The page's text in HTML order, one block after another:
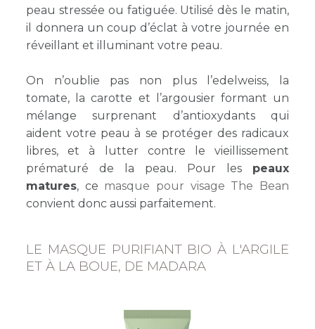
peau stressée ou fatiguée. Utilisé dès le matin,
il donnera un coup d’éclat à votre journée en
réveillant et illuminant votre peau.
On n’oublie pas non plus l’edelweiss, la
tomate, la carotte et l’argousier formant un
mélange surprenant d’antioxydants qui
aident votre peau à se protéger des radicaux
libres, et à lutter contre le vieillissement
prématuré de la peau. Pour les peaux
matures, ce masque pour visage The Bean
convient donc aussi parfaitement.
LE MASQUE PURIFIANT BIO À L'ARGILE
ET À LA BOUE, DE MADARA